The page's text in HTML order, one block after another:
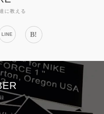
に教える
LINE B!